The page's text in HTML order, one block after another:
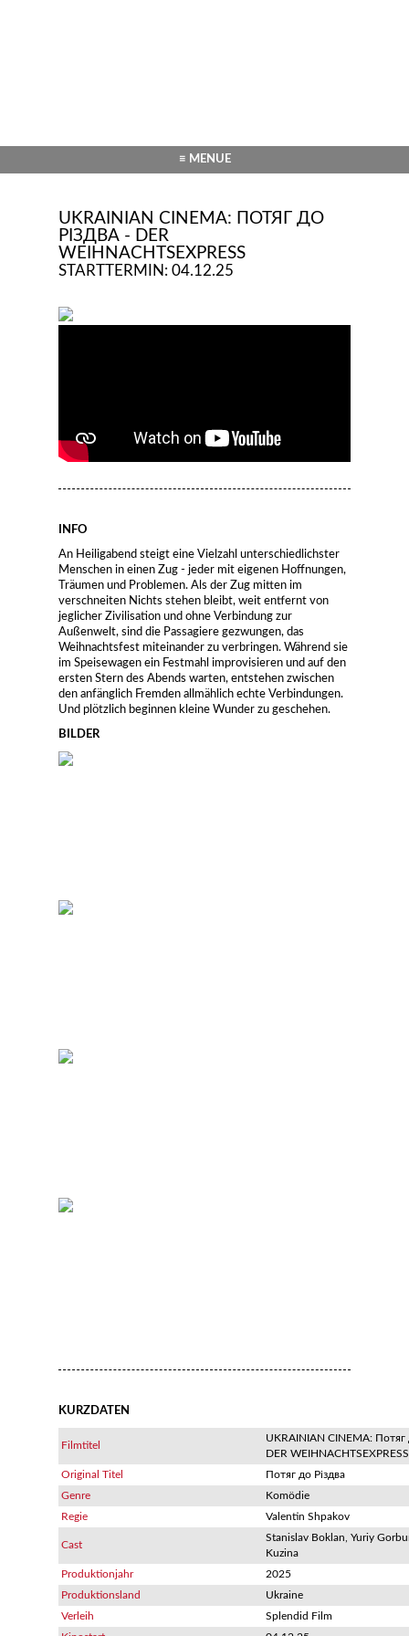
≡ MENUE
UKRAINIAN CINEMA: ПОТЯГ ДО
РІЗДВА - DER
WEIHNACHTSEXPRESS
STARTTERMIN: 04.12.25
INFO
An Heiligabend steigt eine Vielzahl unterschiedlichster
Menschen in einen Zug - jeder mit eigenen Hoffnungen,
Träumen und Problemen. Als der Zug mitten im
verschneiten Nichts stehen bleibt, weit entfernt von
jeglicher Zivilisation und ohne Verbindung zur
Außenwelt, sind die Passagiere gezwungen, das
Weihnachtsfest miteinander zu verbringen. Während sie
im Speisewagen ein Festmahl improvisieren und auf den
ersten Stern des Abends warten, entstehen zwischen
den anfänglich Fremden allmählich echte Verbindungen.
Und plötzlich beginnen kleine Wunder zu geschehen.
BILDER
KURZDATEN
Filmtitel
UKRAINIAN CINEMA: Потяг
DER WEIHNACHTSEXPRESS
Original Titel
Потяг до Різдва
Genre
Komödie
Regie
Valentin Shpakov
Cast
Stanislav Boklan, Yuriy
Kuzina
Produktionjahr
2025
Produktionsland
Ukraine
Verleih
Splendid Film